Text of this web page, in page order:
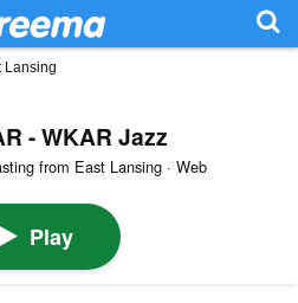
Lansing
- WKAR Jazz
from East Lansing · Web
Play